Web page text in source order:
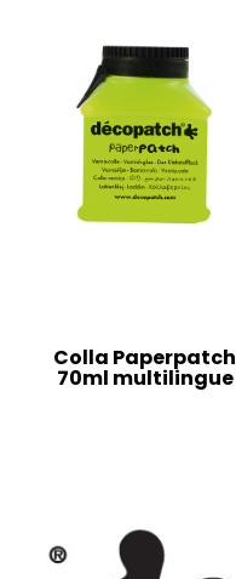
Colla Paperpatch
70ml multilingue